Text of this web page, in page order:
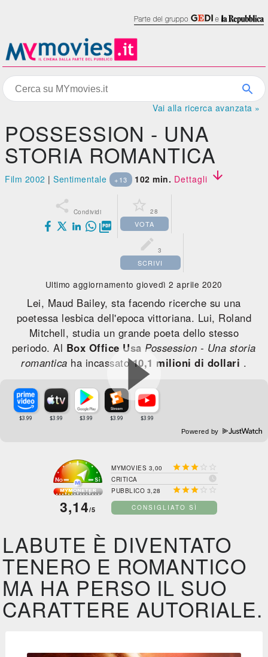
Vai alla ricerca avanzata »
POSSESSION - UNA
STORIA ROMANTICA
Film 2002 |Sentimentale +13 102 min. Dettagli 
 Condividi

 28
VOTA
 3
SCRIVI
Ultimo aggiornamento giovedì 2 aprile 2020
Lei, Maud Bailey, sta facendo ricerche su una
poetessa lesbica dell'epoca vittoriana. Lui, Roland
Mitchell, studia un grande poeta dello stesso
periodo. Al Box Office Usa Possession - Una storia
romantica ha incassato10,1 milioni di dollari .
Powered by
3,14/5
MYMOVIES 3,00   
CRITICA 
PUBBLICO 3,28   
CONSIGLIATO SÌ
LABUTE È DIVENTATO
TENERO E ROMANTICO
MA HA PERSO IL SUO
CARATTERE AUTORIALE.